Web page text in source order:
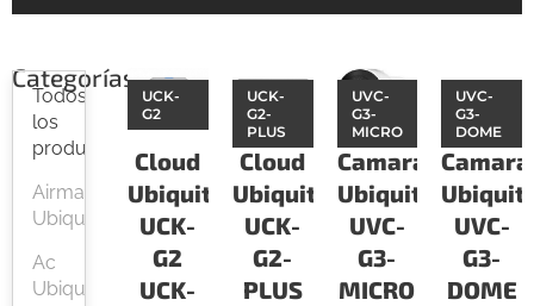
Categorías
Todos
los
productos
Airmax
Ubiquiti
Ac
Ubiquiti
Cloud
Ubiquiti
UCK-
G2
UCK-
UCK-
G2
Cloud
Ubiquiti
UCK-
G2-
PLUS
UCK-
G2-
PLUS
Camaras
Ubiquiti
UVC-
G3-
MICRO
UVC-
G3-
MICRO
Ubiquiti
UVC-
G3-
DOME
UVC-
G3-
DOME